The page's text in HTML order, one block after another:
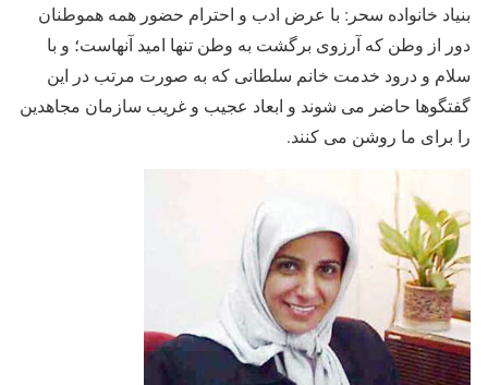
بنیاد خانواده سحر: با عرض ادب و احترام حضور همه هموطنان
دور از وطن که آرزوی برگشت به وطن تنها امید آنهاست؛ و با
سلام و درود خدمت خانم سلطانی که به صورت مرتب در این
گفتگوها حاضر می شوند و ابعاد عجیب و غریب سازمان مجاهدین
را برای ما روشن می کنند.